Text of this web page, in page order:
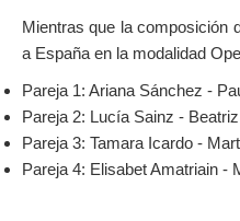
Mientras que la composición
a España en la modalidad
Pareja 1: Ariana Sánchez -
Pareja 2: Lucía Sainz -
Pareja 3: Tamara Icardo -
Pareja 4: Elisabet Amatriain -